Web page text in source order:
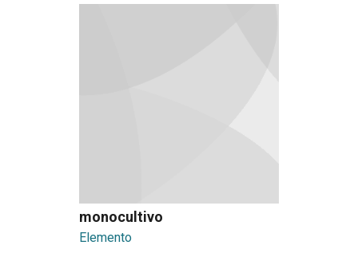
monocultivo
Elemento